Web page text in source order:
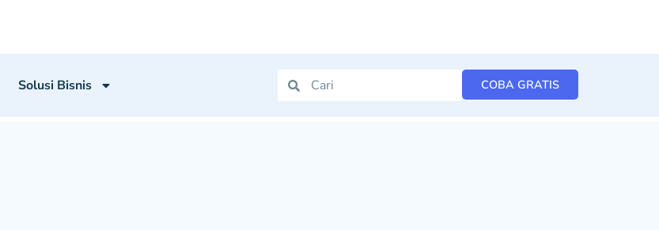
Solusi Bisnis COBA GRATIS